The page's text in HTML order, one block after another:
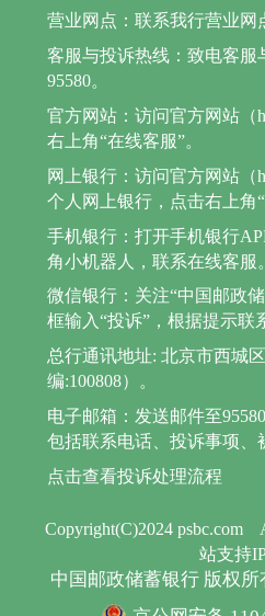
Copyright(C)2024 psbc.com
站支持
中国邮政储蓄银行 版权所
营业网点：联系我行营业网
客服与投诉热线：致电客服
95580。
官方网站：访问官方网站（
右上角“在线客服”。
网上银行：访问官方网站（
个人网上银行，点击右上角“
手机银行：打开手机银行
角小机器人，联系在线客服。
微信银行：关注“中国邮政
框输入“投诉”，根据提示联
总行通讯地址: 北京市西城
编:100808）。
电子邮箱：发送邮件至
包括联系电话、投诉事项、
点击查看投诉处理流程